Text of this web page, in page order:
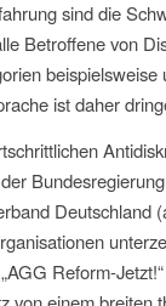
sind die
Betroffene von
ist daher
Deutschland
Reform-